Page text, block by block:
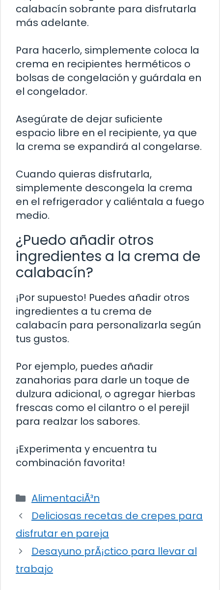
calabacín sobrante para disfrutarla
más adelante.
Para hacerlo, simplemente coloca la
crema en recipientes herméticos o
bolsas de congelación y guárdala en
el congelador.
Asegúrate de dejar suficiente
espacio libre en el recipiente, ya que
la crema se expandirá al congelarse.
Cuando quieras disfrutarla,
simplemente descongela la crema
en el refrigerador y caliéntala a fuego
medio.
¿Puedo añadir otros
ingredientes a la crema de
calabacín?
¡Por supuesto! Puedes añadir otros
ingredientes a tu crema de
calabacín para personalizarla según
tus gustos.
Por ejemplo, puedes añadir
zanahorias para darle un toque de
dulzura adicional, o agregar hierbas
frescas como el cilantro o el perejil
para realzar los sabores.
¡Experimenta y encuentra tu
combinación favorita!
Categorías
AlimentaciÃ³n
Deliciosas recetas de crepes para
disfrutar en pareja
Desayuno prÃ¡ctico para llevar al
trabajo